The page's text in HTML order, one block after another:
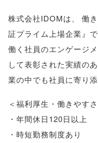
株式会社IDOMは
働
証プライム上場企業』
働く社員のエンゲージ
して表彰された実績の
業の中でも社員に寄り
＜福利厚生・働きやすさ
・年間休日120日以上
・時短勤務制度あり